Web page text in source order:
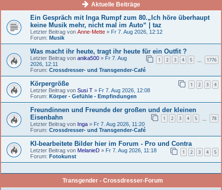
Aktuelle Beiträge
Ein Gespräch mit Inga Rumpf zum 80.„Ich höre überhaupt
keine Musik mehr, nicht mal im Auto“ | taz
Letzter Beitrag von Anne-Mette » Fr 7. Aug 2026, 12:12
Forum: Musik
Was macht ihr heute, tragt ihr heute für ein Outfit ?
1 2 3 4 5 1776
Letzter Beitrag von anika500 » Fr 7. Aug
2026, 12:11
Forum: Crossdresser- und Transgender-Café
Körpergröße 1 2 3 4
Letzter Beitrag von Susi T » Fr 7. Aug 2026, 12:08
Forum: Körper - Gefühle - Empfindungen
Freundinnen und Freunde der großen und der kleinen
Eisenbahn
1 2 3 4 5 78
Letzter Beitrag von Inga » Fr 7. Aug 2026, 11:20
Forum: Crossdresser- und Transgender-Café
KI-bearbeitete Bilder hier im Forum - Pro und Contra
1 2 3 4 5
Letzter Beitrag von MelanieD » Fr 7. Aug 2026, 11:18
Forum: Fotokunst
Transgender - Crossdresser-Forum